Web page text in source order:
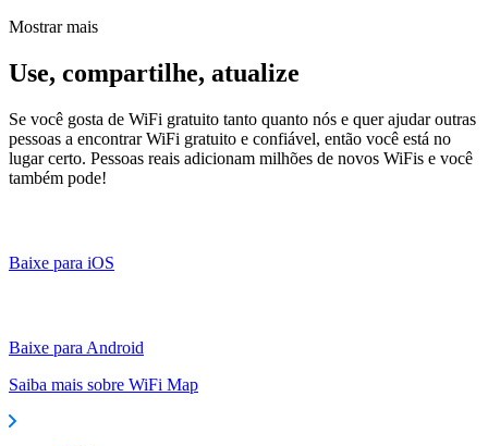
Mostrar mais
Use, compartilhe, atualize
Se você gosta de WiFi gratuito tanto quanto nós e quer ajudar outras
pessoas a encontrar WiFi gratuito e confiável, então você está no
lugar certo. Pessoas reais adicionam milhões de novos WiFis e você
também pode!
Baixe para iOS
Baixe para Android
Saiba mais sobre WiFi Map